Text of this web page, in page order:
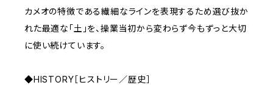
カメオの特徴である繊細なラインを表現するため選び抜か
れた最適な「土」を、操業当初から変わらず今もずっと大切
に使い続けています。
◆HISTORY［ヒストリー／歴史］